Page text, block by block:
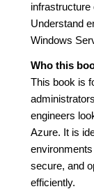
Understand
Windows
Who this
This book is
engineers
Azure. It is
secure, and
efficiently.